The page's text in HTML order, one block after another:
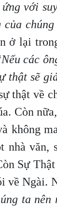
với
ở lại
các
thật sẽ
thật về
Còn
không
văn,
Sự
về Ngài.
ta nên